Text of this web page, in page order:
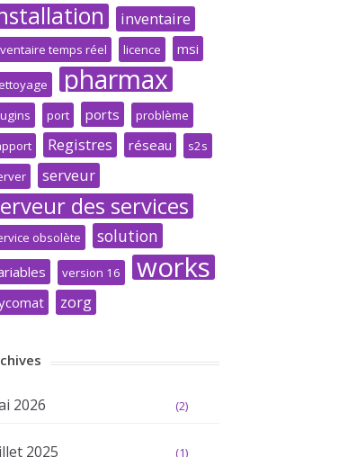
inventaire
temps réel licence msi
pharmax
port ports
problème
Registres réseau
s2s
serveur
des services
obsolète solution
version 16 works
zorg
2026 (2)
2025 (1)